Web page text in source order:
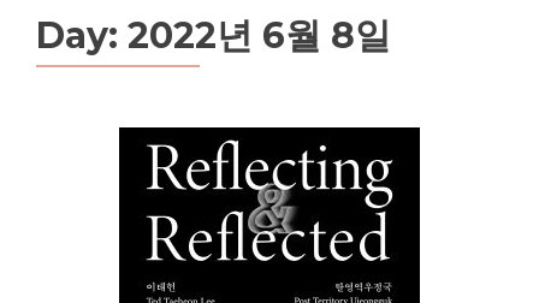
Day: 2022년 6월 8일